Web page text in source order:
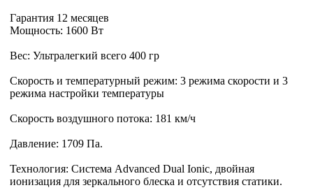
Гарантия 12 месяцев
Мощность: 1600 Вт
Вес: Ультралегкий всего 400 гр
Скорость и температурный режим: 3 режима скорости и 3
режима настройки температуры
Скорость воздушного потока: 181 км/ч
Давление: 1709 Па.
Технология: Система Advanced Dual Ionic, двойная
ионизация для зеркального блеска и отсутствия статики.